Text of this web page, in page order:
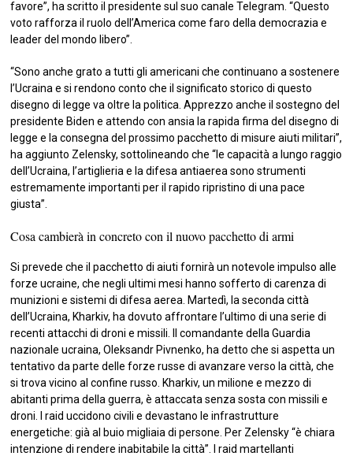
favore”, ha scritto il presidente sul suo canale Telegram. “Questo
voto rafforza il ruolo dell’America come faro della democrazia e
leader del mondo libero”.
“Sono anche grato a tutti gli americani che continuano a sostenere
l’Ucraina e si rendono conto che il significato storico di questo
disegno di legge va oltre la politica. Apprezzo anche il sostegno del
presidente Biden e attendo con ansia la rapida firma del disegno di
legge e la consegna del prossimo pacchetto di misure aiuti militari”,
ha aggiunto Zelensky, sottolineando che “le capacità a lungo raggio
dell’Ucraina, l’artiglieria e la difesa antiaerea sono strumenti
estremamente importanti per il rapido ripristino di una pace
giusta”.
Cosa cambierà in concreto con il nuovo pacchetto di armi
Si prevede che il pacchetto di aiuti fornirà un notevole impulso alle
forze ucraine, che negli ultimi mesi hanno sofferto di carenza di
munizioni e sistemi di difesa aerea. Martedì, la seconda città
dell’Ucraina, Kharkiv, ha dovuto affrontare l’ultimo di una serie di
recenti attacchi di droni e missili. Il comandante della Guardia
nazionale ucraina, Oleksandr Pivnenko, ha detto che si aspetta un
tentativo da parte delle forze russe di avanzare verso la città, che
si trova vicino al confine russo. Kharkiv, un milione e mezzo di
abitanti prima della guerra, è attaccata senza sosta con missili e
droni. I raid uccidono civili e devastano le infrastrutture
energetiche: già al buio migliaia di persone. Per Zelensky “è chiara
intenzione di rendere inabitabile la città”. I raid martellanti